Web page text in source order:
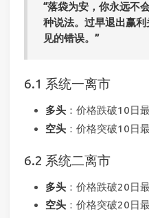
“落袋为安，你永远
种说法。过早退出赢
见的错误。”
6.1 系统一离市
多头：价格跌破10日
空头：价格突破10日
6.2 系统二离市
多头：价格跌破20日
空头：价格突破20日